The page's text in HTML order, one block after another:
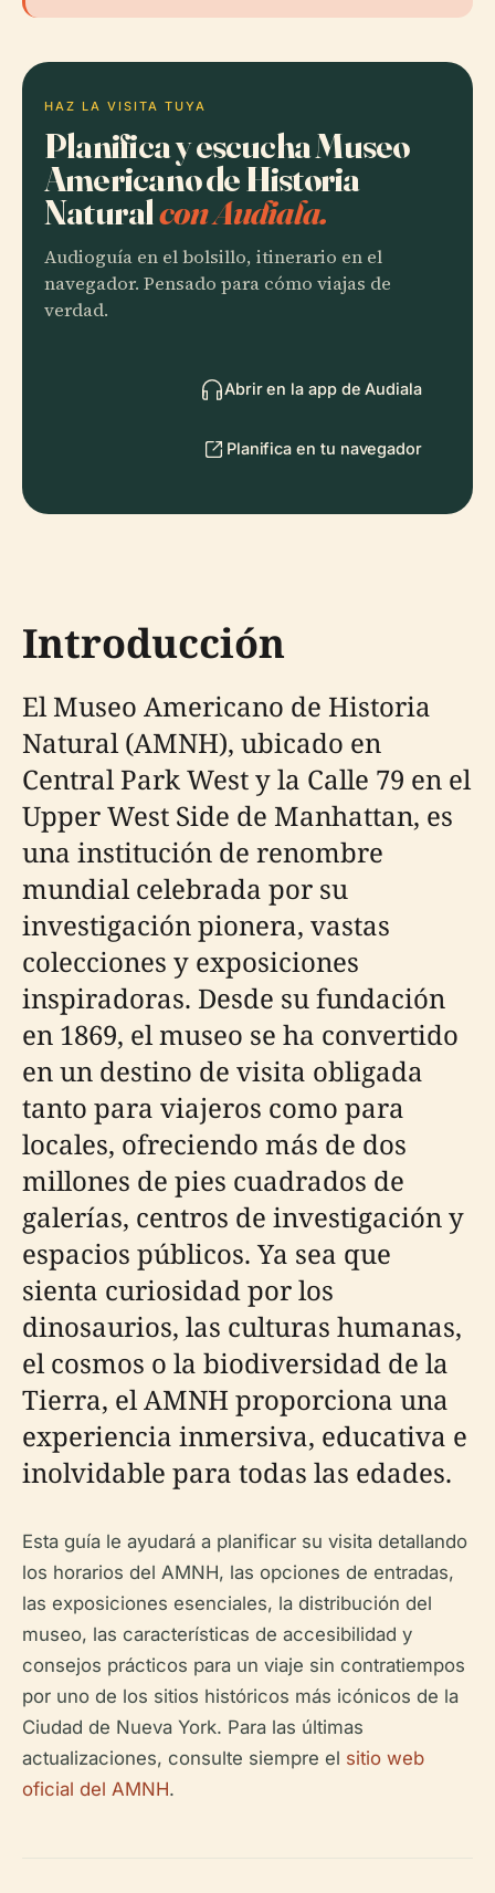
HAZ LA VISITA TUYA
Planifica y escucha Museo
Americano de Historia
Naturalcon Audiala.
Audioguía en el bolsillo, itinerario en el
navegador. Pensado para cómo viajas de
verdad.
Abrir en la app de Audiala
Planifica en tu navegador
Introducción
El Museo Americano de Historia
Natural (AMNH), ubicado en
Central Park West y la Calle 79 en el
Upper West Side de Manhattan, es
una institución de renombre
mundial celebrada por su
investigación pionera, vastas
colecciones y exposiciones
inspiradoras. Desde su fundación
en 1869, el museo se ha convertido
en un destino de visita obligada
tanto para viajeros como para
locales, ofreciendo más de dos
millones de pies cuadrados de
galerías, centros de investigación y
espacios públicos. Ya sea que
sienta curiosidad por los
dinosaurios, las culturas humanas,
el cosmos o la biodiversidad de la
Tierra, el AMNH proporciona una
experiencia inmersiva, educativa e
inolvidable para todas las edades.
Esta guía le ayudará a planificar su visita detallando
los horarios del AMNH, las opciones de entradas,
las exposiciones esenciales, la distribución del
museo, las características de accesibilidad y
consejos prácticos para un viaje sin contratiempos
por uno de los sitios históricos más icónicos de la
Ciudad de Nueva York. Para las últimas
actualizaciones, consulte siempre el sitio web
oficial del AMNH.